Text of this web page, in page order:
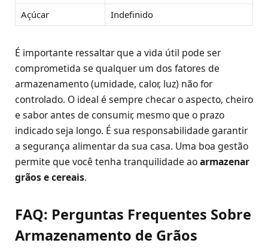
Açúcar
Indefinido
É importante ressaltar que a vida útil pode ser
comprometida se qualquer um dos fatores de
armazenamento (umidade, calor, luz) não for
controlado. O ideal é sempre checar o aspecto, cheiro
e sabor antes de consumir, mesmo que o prazo
indicado seja longo. É sua responsabilidade garantir
a segurança alimentar da sua casa. Uma boa gestão
permite que você tenha tranquilidade aoarmazenar
grãos e cereais.
FAQ: Perguntas Frequentes Sobre
Armazenamento de Grãos